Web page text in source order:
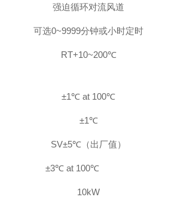
强迫循环对流风道
可选0~9999分钟或小时定时
RT+10~200℃
±1℃ at 100℃
±1℃
SV±5℃（出厂值）
±3℃ at 100℃
10kW